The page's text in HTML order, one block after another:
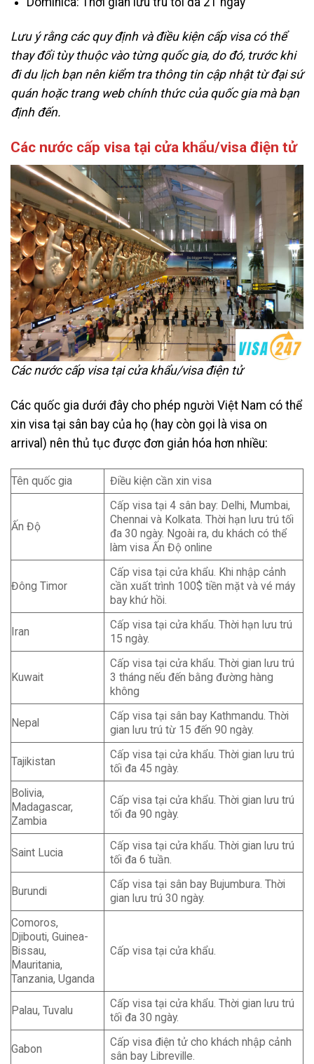
Lưu ý rằng các quy định và điều kiện cấp visa có thể
thay đổi tùy thuộc vào từng quốc gia, do đó, trước khi
đi du lịch bạn nên kiểm tra thông tin cập nhật từ đại sứ
quán hoặc trang web chính thức của quốc gia mà bạn
định đến.
Các nước cấp visa tại cửa khẩu/visa điện tử
Các nước cấp visa tại cửa khẩu/visa điện tử
Các quốc gia dưới đây cho phép người Việt Nam có thể
xin visa tại sân bay của họ (hay còn gọi là visa on
arrival) nên thủ tục được đơn giản hóa hơn nhiều:
Tên quốc gia Điều kiện cần xin visa
Ấn Độ
Cấp visa tại 4 sân bay: Delhi, Mumbai,
Chennai và Kolkata. Thời hạn lưu trú tối
đa 30 ngày. Ngoài ra, du khách có thể
làm visa Ấn Độ online
Đông Timor
Cấp visa tại cửa khẩu. Khi nhập cảnh
cần xuất trình 100$ tiền mặt và vé máy
bay khứ hồi.
Iran
Cấp visa tại cửa khẩu. Thời hạn lưu trú
15 ngày.
Kuwait
Cấp visa tại cửa khẩu. Thời gian lưu trú
3 tháng nếu đến bằng đường hàng
không
Nepal
Cấp visa tại sân bay Kathmandu. Thời
gian lưu trú từ 15 đến 90 ngày.
Tajikistan
Cấp visa tại cửa khẩu. Thời gian lưu trú
tối đa 45 ngày.
Bolivia,
Madagascar,
Zambia
Cấp visa tại cửa khẩu. Thời gian lưu trú
tối đa 90 ngày.
Saint Lucia
Cấp visa tại cửa khẩu. Thời gian lưu trú
tối đa 6 tuần.
Burundi
Cấp visa tại sân bay Bujumbura. Thời
gian lưu trú 30 ngày.
Comoros,
Djibouti, Guinea-
Bissau,
Mauritania,
Tanzania, Uganda
Cấp visa tại cửa khẩu.
Palau, Tuvalu
Cấp visa tại cửa khẩu. Thời gian lưu trú
tối đa 30 ngày.
Gabon
Cấp visa điện tử cho khách nhập cảnh
sân bay Libreville.